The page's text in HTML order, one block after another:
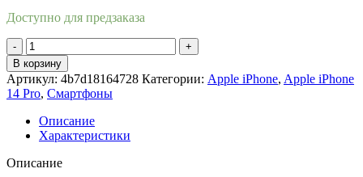
Доступно для предзаказа
Количество
товара
Apple
iPhone
14
Pro
1TB
(Золотой
|
В корзину
Артикул: 4b7d18164728 Категории: Apple iPhone, Apple iPhone
14 Pro, Смартфоны
Описание
Характеристики
Описание